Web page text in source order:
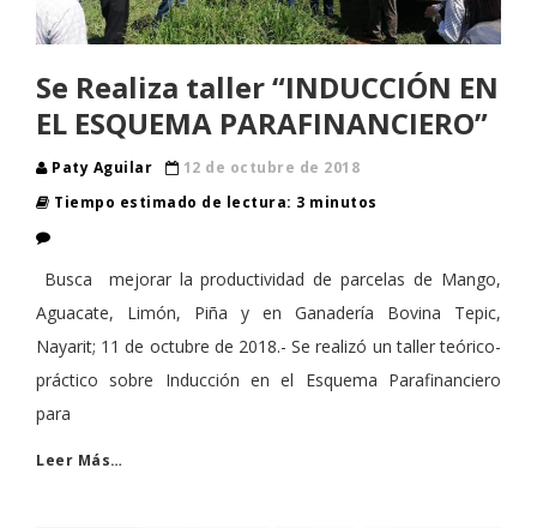
Se Realiza taller “INDUCCIÓN EN
EL ESQUEMA PARAFINANCIERO”
Paty Aguilar
12 de octubre de 2018
Tiempo estimado de lectura: 3 minutos
Busca mejorar la productividad de parcelas de Mango,
Aguacate, Limón, Piña y en Ganadería Bovina Tepic,
Nayarit; 11 de octubre de 2018.- Se realizó un taller teórico-
práctico sobre Inducción en el Esquema Parafinanciero
para
Leer Más…